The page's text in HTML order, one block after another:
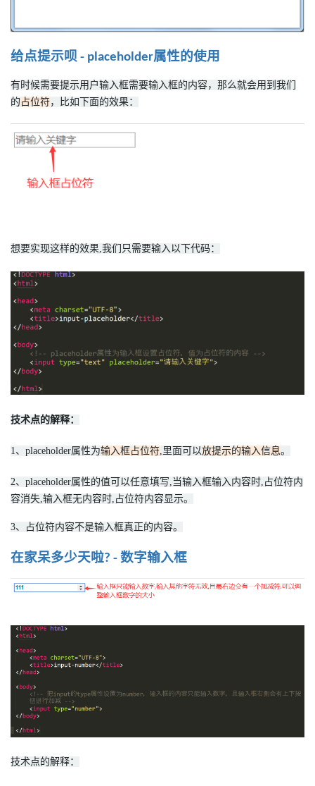
给点提示呗 - placeholder属性的使用
有时候需要提示用户输入框需要输入框的内容，那么就会用到我们
的 占位符，比如下面的效果：
想要实现这样的效果,我们只需要输入以下代码：
技术点的解释：
1、placeholder属性为输入框占位符 ,里面可以放提示的输入信息。
2、placeholder属性的值可以任意填写,当输入框输入内容时,占位符内
容消失,输入框无内容时,占位符内容显示。
3、占位符内容不是输入框真正的内容。
在家呆多少天啦? - 数字输入框
技术点的解释：